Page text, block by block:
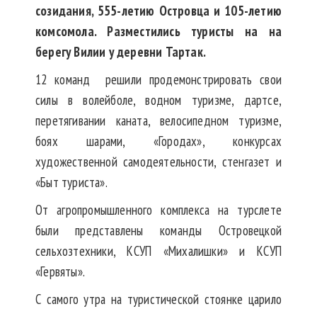
созидания, 555-летию Островца и 105-летию
комсомола. Разместились туристы на на
берегу Вилии у деревни Тартак.
12 команд решили продемонстрировать свои
силы в волейболе, водном туризме, дартсе,
перетягивании каната, велосипедном туризме,
боях шарами, «Городах», конкурсах
художественной самодеятельности, стенгазет и
«Быт туриста».
От агропромышленного комплекса на турслете
были представлены команды Островецкой
сельхозтехники, КСУП «Михалишки» и КСУП
«Гервяты».
С самого утра на туристической стоянке царило